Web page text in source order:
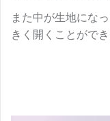
また中が生地にな
きく開くことができ